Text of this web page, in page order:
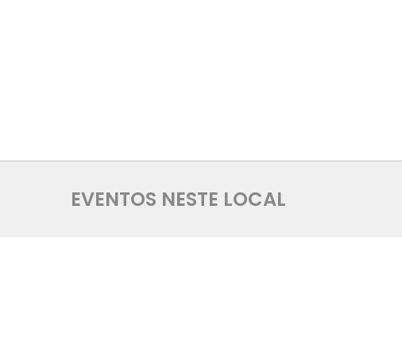
EVENTOS NESTE LOCAL